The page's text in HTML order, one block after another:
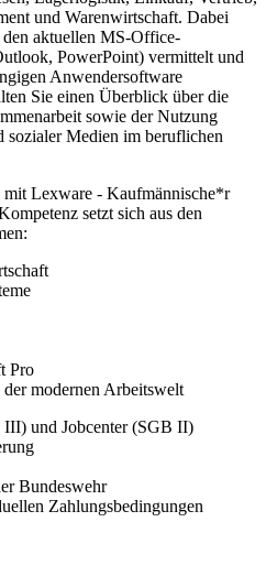
und Warenwirtschaft. Dabei
aktuellen MS-Office-
PowerPoint) vermittelt und
Anwendersoftware
Sie einen Überblick über die
sowie der Nutzung
sozialer Medien im beruflichen
Lexware - Kaufmännische*r
setzt sich aus den
Pro
modernen Arbeitswelt
und Jobcenter (SGB II)
Bundeswehr
Zahlungsbedingungen